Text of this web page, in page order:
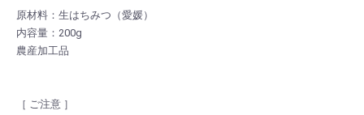
原材料：生はちみつ（愛媛）
内容量：200g
農産加工品
［ ご注意 ］